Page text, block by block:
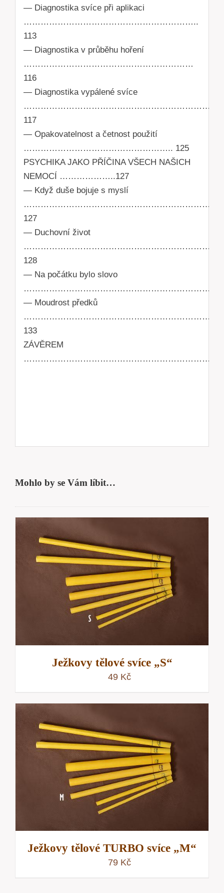
— Diagnostika svíce při aplikaci
……………………………………………………..
113
— Diagnostika v průběhu hoření
……………………………………………………
116
— Diagnostika vypálené svíce
…………………………………………………………
117
— Opakovatelnost a četnost použití
…………………………………………….. 125
PSYCHIKA JAKO PŘÍČINA VŠECH NAŠICH
NEMOCÍ ………………..127
— Když duše bojuje s myslí
…………………………………………………………….
127
— Duchovní život
128
— Na počátku bylo slovo
— Moudrost předků
133
ZÁVĚREM
Mohlo by se Vám líbit…
Ježkovy tělové svíce „S“
49 Kč
Ježkovy tělové TURBO svíce „M“
79 Kč